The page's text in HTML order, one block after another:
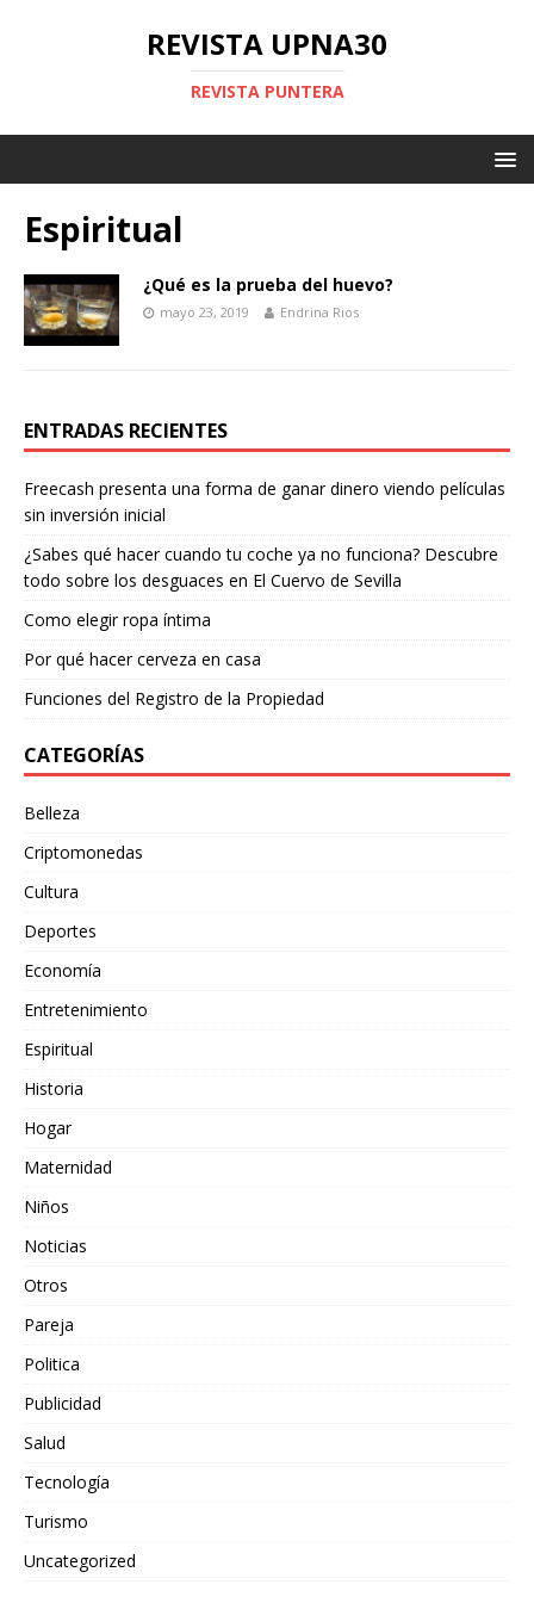
REVISTA UPNA30
REVISTA PUNTERA
Espiritual
¿Qué es la prueba del huevo?
mayo 23, 2019 Endrina Rios
ENTRADAS RECIENTES
Freecash presenta una forma de ganar dinero viendo películas
sin inversión inicial
¿Sabes qué hacer cuando tu coche ya no funciona? Descubre
todo sobre los desguaces en El Cuervo de Sevilla
Como elegir ropa íntima
Por qué hacer cerveza en casa
Funciones del Registro de la Propiedad
CATEGORÍAS
Belleza
Criptomonedas
Cultura
Deportes
Economía
Entretenimiento
Espiritual
Historia
Hogar
Maternidad
Niños
Noticias
Otros
Pareja
Politica
Publicidad
Salud
Tecnología
Turismo
Uncategorized